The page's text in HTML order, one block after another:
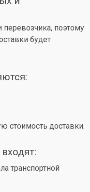
перевозчика, поэтому
будет
стоимость доставки.
транспортной